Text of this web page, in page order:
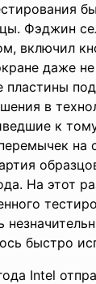
Фэджин
включил
даже не
пластины
в
к
на
На этот
быстро
Intel